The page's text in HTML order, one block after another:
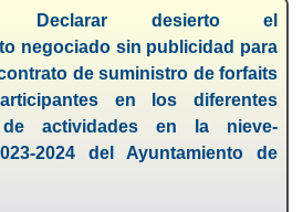
Declarar desierto el
negociado sin publicidad para
de suministro de forfaits
en los diferentes
de actividades en la nieve-
2024 del Ayuntamiento de